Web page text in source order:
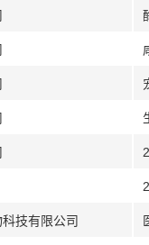
技有限公司